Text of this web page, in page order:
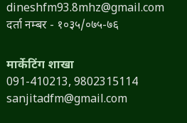
dineshfm93.8mhz@gmail.com
दर्ता नम्बर - १०३५/०७५-७६
मार्केटिंग शाखा
091-410213, 9802315114
sanjitadfm@gmail.com